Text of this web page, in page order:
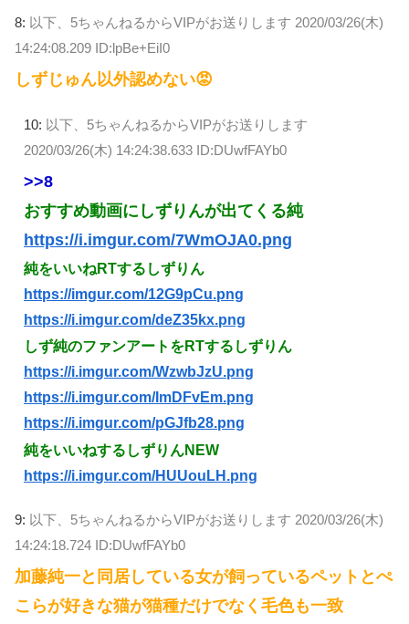
8: 以下、5ちゃんねるからVIPがお送りします 2020/03/26(木)
14:24:08.209 ID:lpBe+EiI0
しずじゅん以外認めない😡
10: 以下、5ちゃんねるからVIPがお送りします
2020/03/26(木) 14:24:38.633 ID:DUwfFAYb0
>>8
おすすめ動画にしずりんが出てくる純
https://i.imgur.com/7WmOJA0.png
純をいいねRTするしずりん
https://imgur.com/12G9pCu.png
https://i.imgur.com/deZ35kx.png
しず純のファンアートをRTするしずりん
https://i.imgur.com/WzwbJzU.png
https://i.imgur.com/ImDFvEm.png
https://i.imgur.com/pGJfb28.png
純をいいねするしずりんNEW
https://i.imgur.com/HUUouLH.png
9: 以下、5ちゃんねるからVIPがお送りします 2020/03/26(木)
14:24:18.724 ID:DUwfFAYb0
加藤純一と同居している女が飼っているペットとぺ
こらが好きな猫が猫種だけでなく毛色も一致